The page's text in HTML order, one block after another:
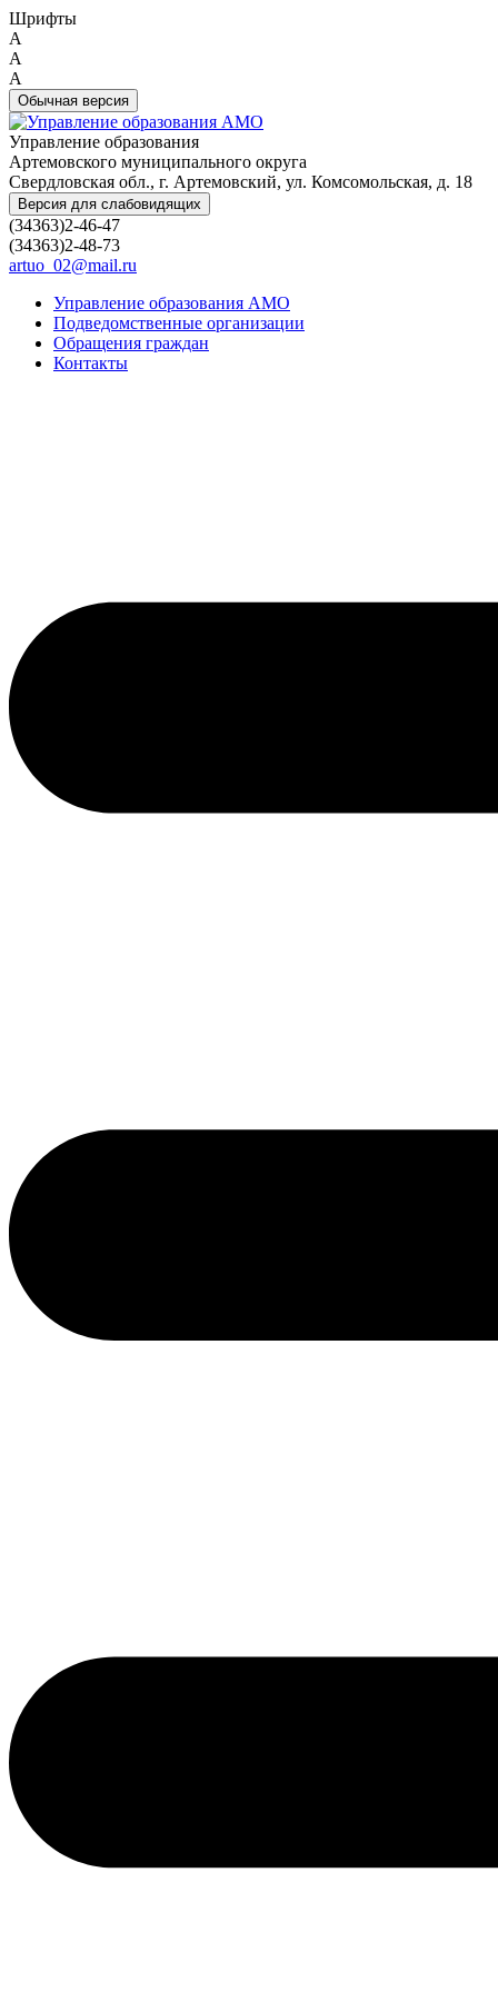
Шрифты
A
A
A
Обычная версия
Управление образования
Артемовского муниципального округа
Свердловская обл., г. Артемовский, ул. Комсомольская, д. 18
Версия для слабовидящих
(34363)2-46-47
(34363)2-48-73
artuo_02@mail.ru
Управление образования АМО
Подведомственные организации
Обращения граждан
Контакты